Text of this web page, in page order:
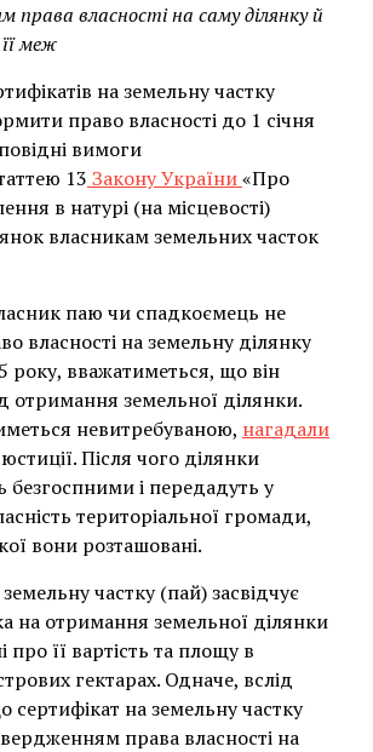
права власності на саму ділянку й
меж
на земельну частку
право власності до 1 січня
вимоги
13 Закону України«Про
в натурі (на місцевості)
власникам земельних часток
паю чи спадкоємець не
власності на земельну ділянку
року, вважатиметься, що він
отримання земельної ділянки.
невитребуваною, нагадали
юстиції. Після чого ділянки
безгоспними і передадуть у
територіальної громади,
вони розташовані.
частку (пай) засвідчує
на отримання земельної ділянки
про її вартість та площу в
гектарах. Одначе, вслід
сертифікат на земельну частку
права власності на